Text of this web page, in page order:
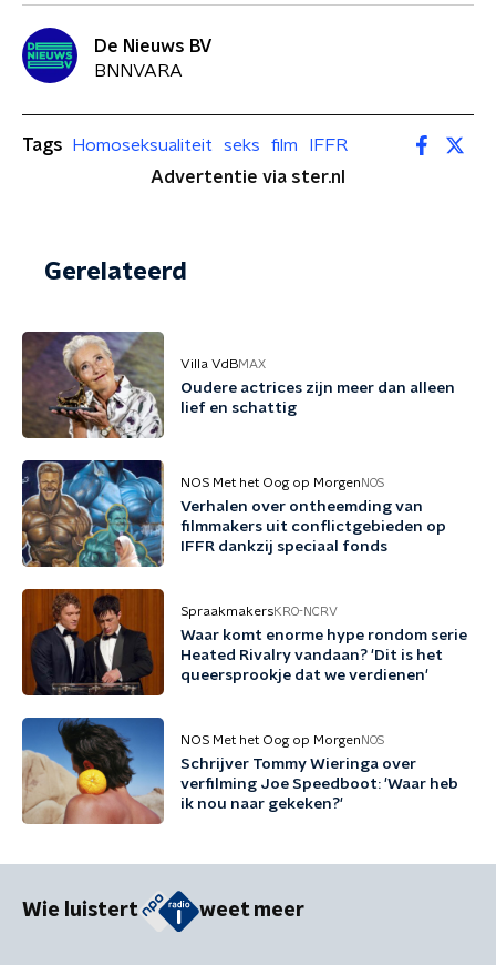
De Nieuws BV
BNNVARA
Tags Homoseksualiteit seks film
IFFR
Advertentie via ster.nl
Gerelateerd
Villa VdBMAX
Oudere actrices zijn meer dan alleen
lief en schattig
NOS Met het Oog op Morgen NOS
Verhalen over ontheemding van
filmmakers uit conflictgebieden op
IFFR dankzij speciaal fonds
SpraakmakersKRO-NCRV
Waar komt enorme hype rondom serie
Heated Rivalry vandaan? 'Dit is het
queersprookje dat we verdienen'
NOS Met het Oog op Morgen NOS
Schrijver Tommy Wieringa over
verfilming Joe Speedboot: 'Waar heb
ik nou naar gekeken?'
Wie luistert weet meer